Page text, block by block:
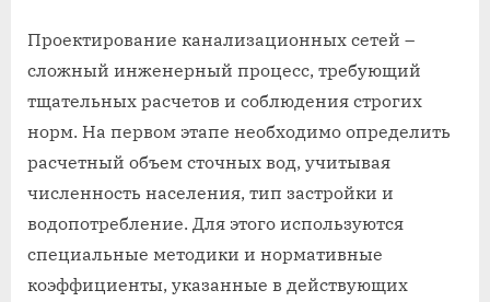
Проектирование канализационных сетей –
сложный инженерный процесс, требующий
тщательных расчетов и соблюдения строгих
норм. На первом этапе необходимо определить
расчетный объем сточных вод, учитывая
численность населения, тип застройки и
водопотребление. Для этого используются
специальные методики и нормативные
коэффициенты, указанные в действующих